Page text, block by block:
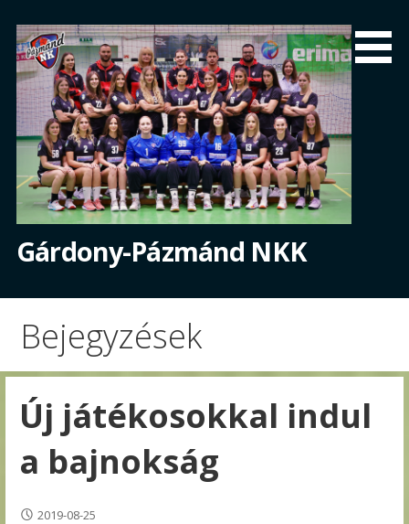
content
Gárdony-Pázmánd NKK
Bejegyzések
Új játékosokkal indul
a bajnokság
2019-08-25